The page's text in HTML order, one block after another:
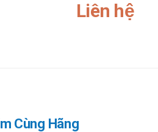
Liên hệ
Cùng Hãng